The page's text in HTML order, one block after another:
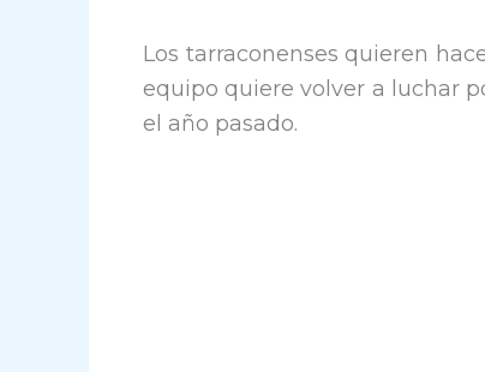
Los tarraconenses quieren
equipo quiere volver a luchar
el año pasado.